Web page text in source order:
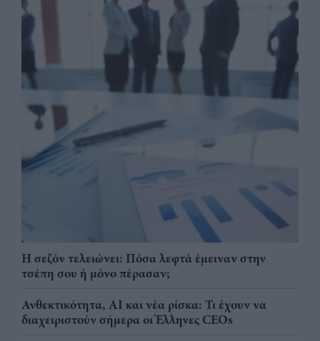
Η σεζόν τελειώνει: Πόσα λεφτά έμειναν στην
τσέπη σου ή μόνο πέρασαν;
Ανθεκτικότητα, AI και νέα ρίσκα: Τι έχουν να
διαχειριστούν σήμερα οι Έλληνες CEOs